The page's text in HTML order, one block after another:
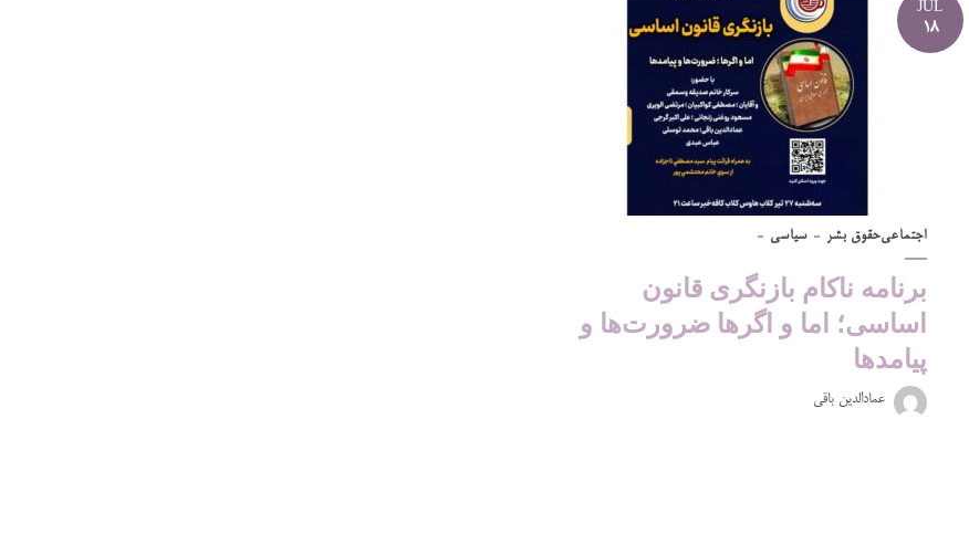
JUL
18
اجتماعیحقوق بشر سیاسی
برنامه ناکام بازنگری قانون
اساسی؛ اما و اگرها ضرورت‌ها و
پیامدها
عمادالدین باقی